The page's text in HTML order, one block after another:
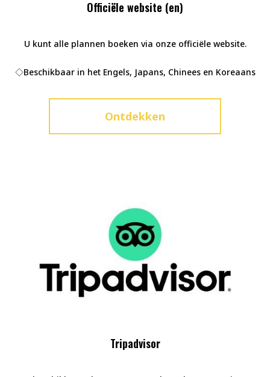
Officiële website (en)
U kunt alle plannen boeken via onze officiële website.
◇Beschikbaar in het Engels, Japans, Chinees en Koreaans
Ontdekken
Tripadvisor